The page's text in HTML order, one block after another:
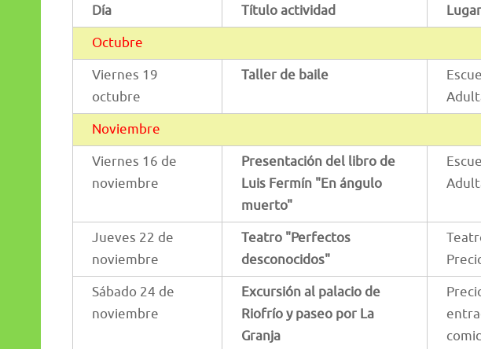
Día Título actividad Lugar
Octubre
Viernes 19
octubre
Taller de baile
Noviembre
Viernes 16 de
noviembre
Presentación del libro de
Luis Fermín "En ángulo
muerto"
Jueves 22 de
noviembre
Teatro "Perfectos
desconocidos"
Sábado 24 de
noviembre
Excursión al palacio de
Riofrío y paseo por La
Granja